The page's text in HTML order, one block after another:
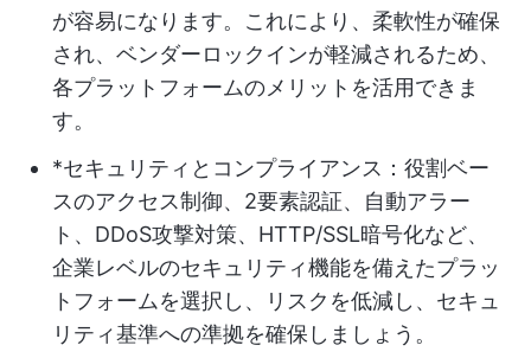
が容易になります。これにより、柔軟性が確保
され、ベンダーロックインが軽減されるため、
各プラットフォームのメリットを活用できま
す。
*セキュリティとコンプライアンス：役割ベー
スのアクセス制御、2要素認証、自動アラー
ト、DDoS攻撃対策、HTTP/SSL暗号化など、
企業レベルのセキュリティ機能を備えたプラッ
トフォームを選択し、リスクを低減し、セキュ
リティ基準への準拠を確保しましょう。